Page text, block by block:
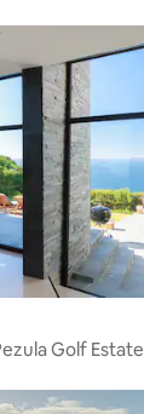
Golf Estate